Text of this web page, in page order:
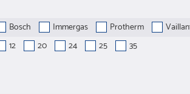
Bosch Immergas Protherm
12 20 24 25 35